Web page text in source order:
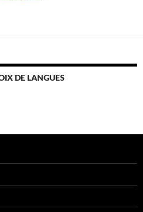
DE LANGUES